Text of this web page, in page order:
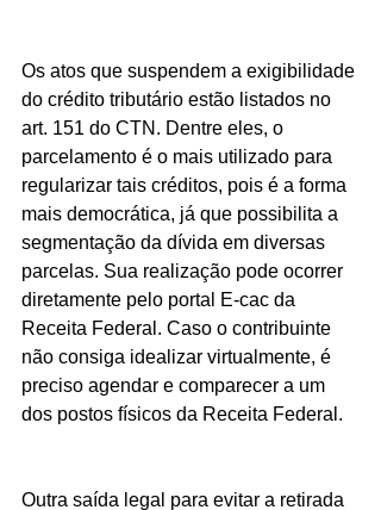
Os atos que suspendem a exigibilidade
do crédito tributário estão listados no
art. 151 do CTN. Dentre eles, o
parcelamento é o mais utilizado para
regularizar tais créditos, pois é a forma
mais democrática, já que possibilita a
segmentação da dívida em diversas
parcelas. Sua realização pode ocorrer
diretamente pelo portal E-cac da
Receita Federal. Caso o contribuinte
não consiga idealizar virtualmente, é
preciso agendar e comparecer a um
dos postos físicos da Receita Federal.
Outra saída legal para evitar a retirada